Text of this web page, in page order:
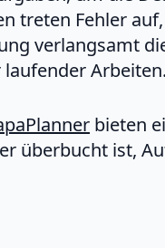
treten Fehler
verlangsamt
Arbeiten.
bieten
überbucht ist,